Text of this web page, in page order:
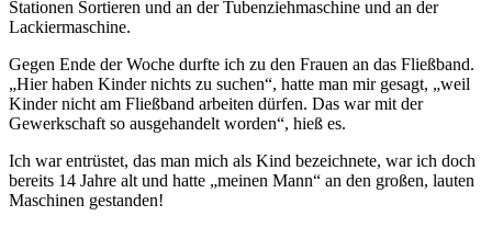
Stationen Sortieren und an der Tubenziehmaschine und an der
Lackiermaschine.
Gegen Ende der Woche durfte ich zu den Frauen an das Fließband.
Hier haben Kinder nichts zu suchen , hatte man mir gesagt,
weil
Kinder nicht am Fließband arbeiten dürfen. Das war mit der
Gewerkschaft so ausgehandelt worden , hieß es.
Ich war entrüstet, das man mich als Kind bezeichnete, war ich doch
bereits 14 Jahre alt und hatte
meinen Mann
an den großen, lauten
Maschinen gestanden!